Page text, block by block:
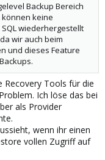
Backup Bereich
keine
wiederhergestellt
wir auch beim
und dieses Feature
Recovery Tools für die
Ich löse das bei
als Provider
wenn ihr einen
vollen Zugriff auf